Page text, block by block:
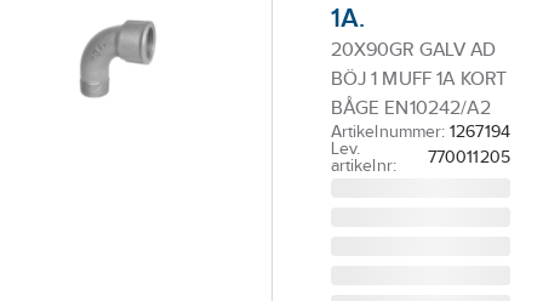
1A.
20X90GR GALV AD
BÖJ 1 MUFF 1A KORT
BÅGE EN10242/A2
Artikelnummer: 1267194
Lev.
artikelnr:
770011205